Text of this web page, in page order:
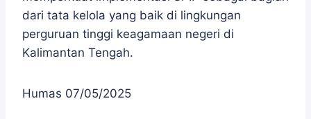
dari tata kelola yang baik di lingkungan
perguruan tinggi keagamaan negeri di
Kalimantan Tengah.
Humas 07/05/2025